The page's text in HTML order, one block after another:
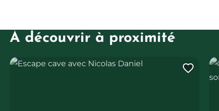
À découvrir à proximité
Escape cave avec Nicolas Daniel